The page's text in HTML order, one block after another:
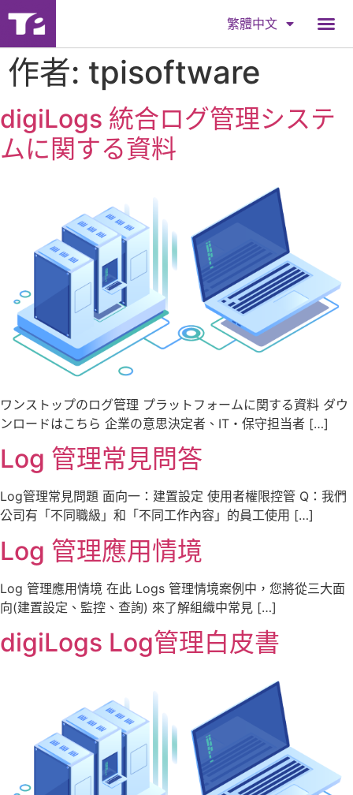
繁體中文
作者: tpisoftware
digiLogs 統合ログ管理システ
ムに関する資料
ワンストップのログ管理 プラットフォームに関する資料 ダウ
ンロードはこちら 企業の意思決定者、IT・保守担当者 […]
Log 管理常見問答
Log管理常見問題 面向一：建置設定 使用者權限控管 Q：我們
公司有「不同職級」和「不同工作內容」的員工使用 […]
Log 管理應用情境
Log 管理應用情境 在此 Logs 管理情境案例中，您將從三大面
向(建置設定、監控、查詢) 來了解組織中常見 […]
digiLogs Log管理白皮書